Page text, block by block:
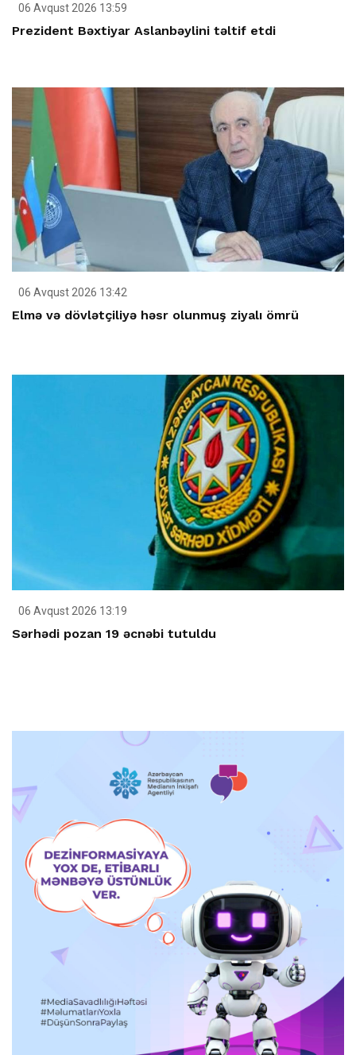
06 Avqust 2026 13:59
Prezident Bəxtiyar Aslanbəylini təltif etdi
06 Avqust 2026 13:42
Elmə və dövlətçiliyə həsr olunmuş ziyalı ömrü
06 Avqust 2026 13:19
Sərhədi pozan 19 əcnəbi tutuldu